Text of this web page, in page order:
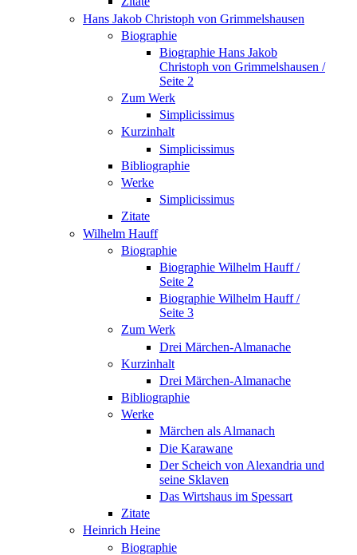
Hans Jakob Christoph von Grimmelshausen
Biographie
Biographie Hans Jakob
Christoph von Grimmelshausen /
Seite 2
Zum Werk
Simplicissimus
Kurzinhalt
Simplicissimus
Bibliographie
Werke
Simplicissimus
Zitate
Wilhelm Hauff
Biographie
Biographie Wilhelm Hauff /
Seite 2
Biographie Wilhelm Hauff /
Seite 3
Zum Werk
Drei Märchen-Almanache
Kurzinhalt
Drei Märchen-Almanache
Bibliographie
Werke
Märchen als Almanach
Die Karawane
Der Scheich von Alexandria und
seine Sklaven
Das Wirtshaus im Spessart
Zitate
Heinrich Heine
Biographie